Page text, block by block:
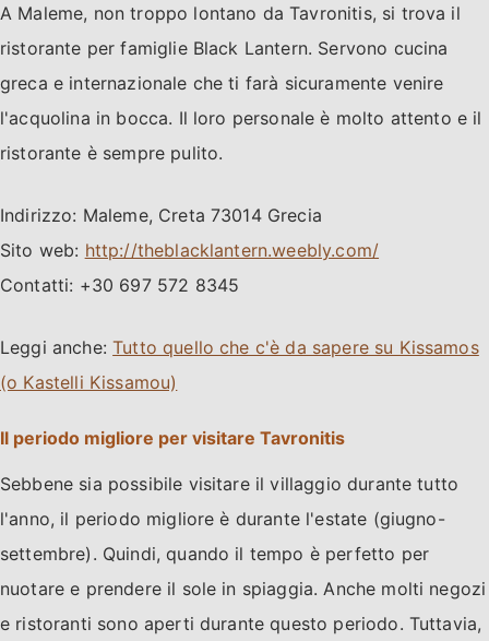
A Maleme, non troppo lontano da Tavronitis, si trova il
ristorante per famiglie Black Lantern. Servono cucina
greca e internazionale che ti farà sicuramente venire
l'acquolina in bocca. Il loro personale è molto attento e il
ristorante è sempre pulito.
Indirizzo: Maleme, Creta 73014 Grecia
Sito web: http://theblacklantern.weebly.com/
Contatti: +30 697 572 8345
Leggi anche:Tutto quello che c'è da sapere su Kissamos
(o Kastelli Kissamou)
Il periodo migliore per visitare Tavronitis
Sebbene sia possibile visitare il villaggio durante tutto
l'anno, il periodo migliore è durante l'estate (giugno-
settembre). Quindi, quando il tempo è perfetto per
nuotare e prendere il sole in spiaggia. Anche molti negozi
e ristoranti sono aperti durante questo periodo. Tuttavia,